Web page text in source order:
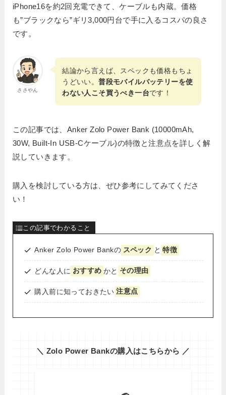
iPhone16を約2回充電できて、ケーブルも内蔵。価格
も”ブラックなら”ギリ3,000円台で手に入るコスパの良さ
です。
ささやん
結論から言えば、スペックも価格もちょ
うどいい。普段モバイルバッテリーを使
わない人こそ買うべき一台です！
この記事では、Anker Zolo Power Bank (10000mAh,
30W, Built-In USB-Cケーブル)の特徴と注意点を詳しく解
説していきます。
購入を検討している方は、ぜひ参考にしてみてくださ
い！
この記事でわかること
Anker Zolo Power Bankの スペック と 特徴
どんな人に おすすめ かと その理由
購入前に知っておきたい 注意点
＼ Zolo Power Bankの購入はこちらから ／